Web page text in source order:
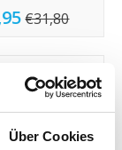
Über Cookies
€31,80